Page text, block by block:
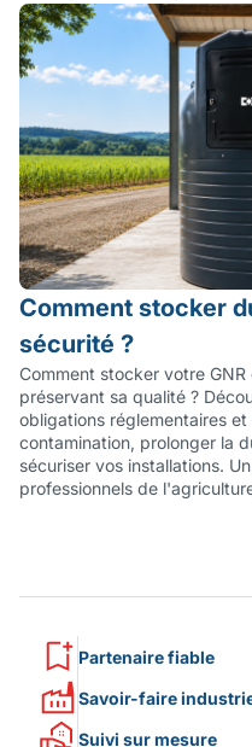
Comment stocker
sécurité ?
Comment stocker votre
préservant sa qualité ?
obligations réglementaires
contamination, prolonger la
sécuriser vos installations.
professionnels de
Partenaire fiable
Savoir-faire
Suivi sur mesure